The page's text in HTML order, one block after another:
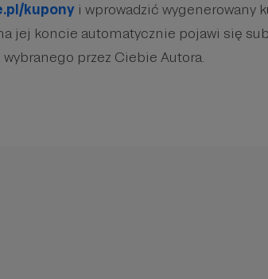
kupony i wprowadzić wygenerowany
jej koncie automatycznie pojawi się
wybranego przez Ciebie Autora.